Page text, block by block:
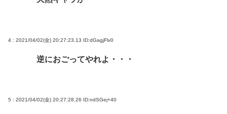
4 : 2021/04/02(金) 20:27:23.13 ID:dGagjFlv0
逆におごってやれよ・・・
5 : 2021/04/02(金) 20:27:28.26 ID:ndSGej+40